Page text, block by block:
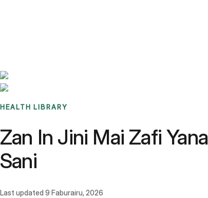
HEALTH LIBRARY
Zan In Jini Mai Zafi
Sani
Last updated 9 Faburairu, 2026